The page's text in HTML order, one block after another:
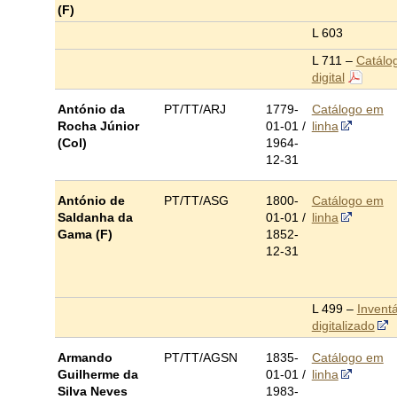
(F)
L 603
L 711 –
digital
António da
Rocha Júnior
(Col)
PT/TT/ARJ
1779-
01-01 /
1964-
12-31
Catálogo em
linha
António de
Saldanha da
Gama (F)
PT/TT/ASG
1800-
01-01 /
1852-
12-31
Catálogo em
linha
L 499 –
digitalizado
Armando
Guilherme da
Silva Neves
PT/TT/AGSN
1835-
01-01 /
1983-
Catálogo em
linha